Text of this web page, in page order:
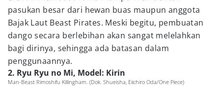
pasukan besar dari hewan buas maupun anggota
Bajak Laut Beast Pirates. Meski begitu, pembuatan
dango secara berlebihan akan sangat melelahkan
bagi dirinya, sehingga ada batasan dalam
penggunaannya.
2. Ryu Ryu no Mi, Model: Kirin
Man-Beast Rimoshifu Killingham. (Dok. Shueisha, Eiichiro Oda/One Piece)